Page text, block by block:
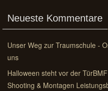
Neueste Kommentare
Unser Weg zur Traumschule -
uns
Halloween steht vor der
Shooting & Montagen